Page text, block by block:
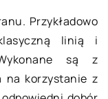
Przykładowo
linią i
są z
na korzystanie z